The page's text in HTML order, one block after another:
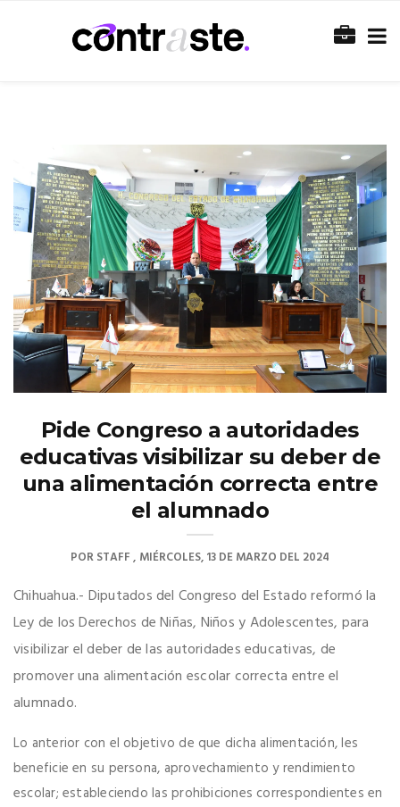
Pide Congreso a autoridades
educativas visibilizar su deber de
una alimentación correcta entre
el alumnado
PORSTAFF MIÉRCOLES, 13 DE MARZO DEL 2024
Chihuahua.- Diputados del Congreso del Estado reformó la
Ley de los Derechos de Niñas, Niños y Adolescentes, para
visibilizar el deber de las autoridades educativas, de
promover una alimentación escolar correcta entre el
alumnado.
Lo anterior con el objetivo de que dicha alimentación, les
beneficie en su persona, aprovechamiento y rendimiento
escolar; estableciendo las prohibiciones correspondientes en